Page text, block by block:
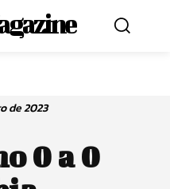
de 2023
0 a 0